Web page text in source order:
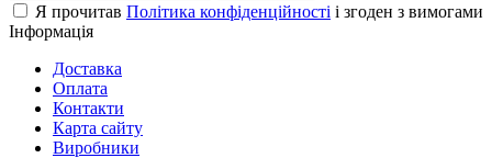
Я прочитав Політика конфіденційності і згоден з вимогами
Інформація
Доставка
Оплата
Контакти
Карта сайту
Виробники